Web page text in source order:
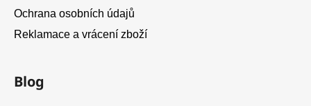
Ochrana osobních údajů
Reklamace a vrácení zboží
Blog